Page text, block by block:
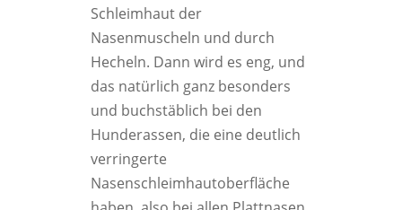
Schleimhaut der
Nasenmuscheln und durch
Hecheln. Dann wird es eng, und
das natürlich ganz besonders
und buchstäblich bei den
Hunderassen, die eine deutlich
verringerte
Nasenschleimhautoberfläche